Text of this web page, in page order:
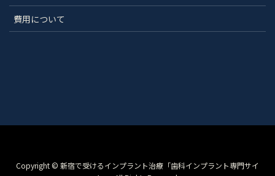
費用について
Copyright © 新宿で受けるインプラント治療「歯科インプラント専門サイ